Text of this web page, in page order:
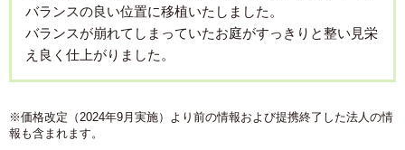
バランスの良い位置に移植いたしました。
バランスが崩れてしまっていたお庭がすっきりと整い見栄
え良く仕上がりました。
※価格改定（2024年9月実施）より前の情報および提携終了した法人の情
報も含まれます。